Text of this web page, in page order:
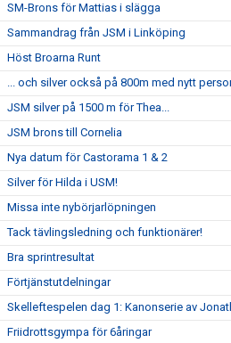
SM-Brons för Mattias i slägga
Sammandrag från JSM i Linköping
Höst Broarna Runt
... och silver också på 800m med nytt
JSM silver på 1500 m för Thea...
JSM brons till Cornelia
Nya datum för Castorama 1 & 2
Silver för Hilda i USM!
Missa inte nybörjarlöpningen
Tack tävlingsledning och funktionärer!
Bra sprintresultat
Förtjänstutdelningar
Skelleftespelen dag 1: Kanonserie av
Friidrottsgympa för 6åringar